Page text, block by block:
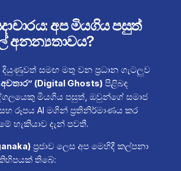
අප මියගිය පසුත්
අනන්‍යතාවය?
සමඟ මතු වන ප්‍රධාන ගැටලුව
(Digital Ghosts)පිළිබඳ
මියගිය පසුත්, ඔවුන්ගේ සමාජ
රූපය AI මගින් ප්‍රතිනිර්මාණය කර
හැකියාව දැන් පවතී.
ප්‍රජාව ලෙස අප මෙහිදී කල්පනා
තිබේ: